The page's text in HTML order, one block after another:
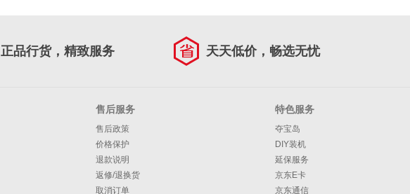
正品行货，精致服务 天天低价，畅选无忧
售后服务
售后政策
价格保护
退款说明
返修/退换货
取消订单
特色服务
夺宝岛
DIY装机
延保服务
京东E卡
京东通信